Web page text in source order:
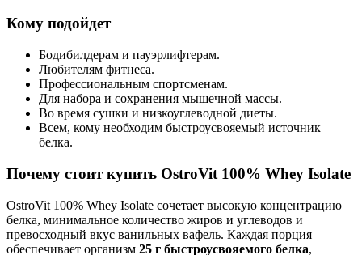
Кому подойдет
Бодибилдерам и пауэрлифтерам.
Любителям фитнеса.
Профессиональным спортсменам.
Для набора и сохранения мышечной массы.
Во время сушки и низкоуглеводной диеты.
Всем, кому необходим быстроусвояемый источник
белка.
Почему стоит купить OstroVit 100% Whey Isolate
OstroVit 100% Whey Isolate сочетает высокую концентрацию
белка, минимальное количество жиров и углеводов и
превосходный вкус ванильных вафель. Каждая порция
обеспечивает организм 25 г быстроусвояемого белка,